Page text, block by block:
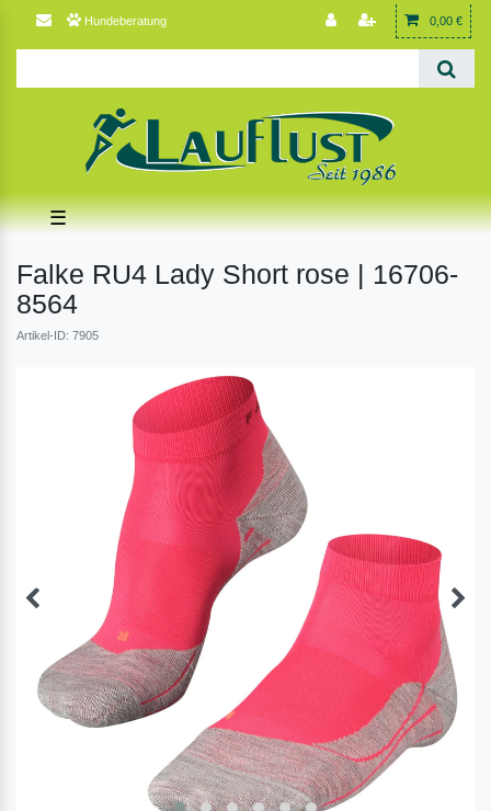
Hundeberatung 0,00 €
☰
Falke RU4 Lady Short rose | 16706-
8564
Artikel-ID: 7905